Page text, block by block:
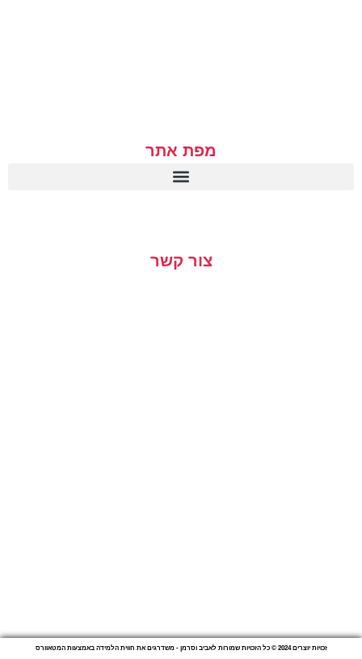
מפת אתר
צור קשר
זכויות יוצרים 2024 © כל הזכויות שמורות לאביב וסרמן - משדרגים את חווית הלמידה באמצעות המטאוורס